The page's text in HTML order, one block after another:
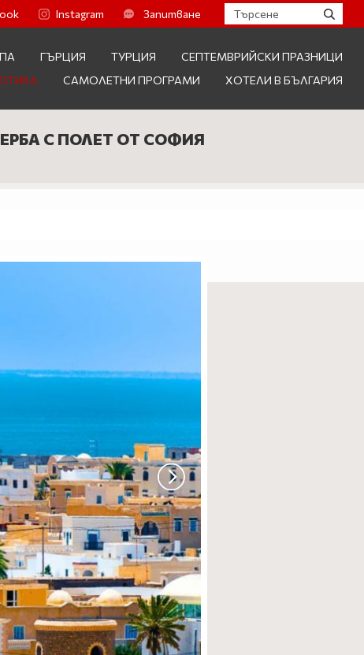
Instagram Запитване
ГЪРЦИЯ ТУРЦИЯ
СЕПТЕМВРИЙСКИ ПРАЗНИЦИ
САМОЛЕТНИ ПРОГРАМИ ХОТЕЛИ В БЪЛГАРИЯ
С ПОЛЕТ ОТ СОФИЯ